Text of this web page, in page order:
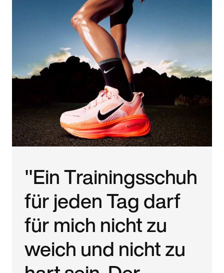
"Ein Trainingsschuh
für jeden Tag darf
für mich nicht zu
weich und nicht zu